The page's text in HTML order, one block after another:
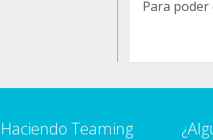
Para poder
Haciendo Teaming